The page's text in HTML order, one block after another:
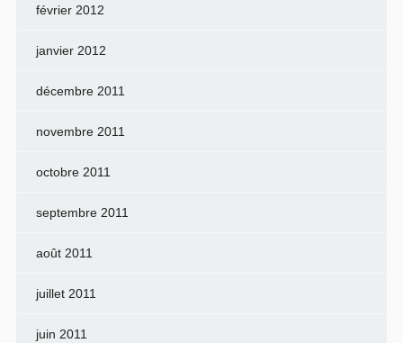
février 2012
janvier 2012
décembre 2011
novembre 2011
octobre 2011
septembre 2011
août 2011
juillet 2011
juin 2011